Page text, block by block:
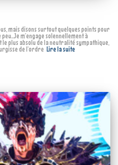
mais disons surtout quelques points pour
m’engage solennellement à
plus absolu de la neutralité sympathique,
de l’ordre Lire la suite